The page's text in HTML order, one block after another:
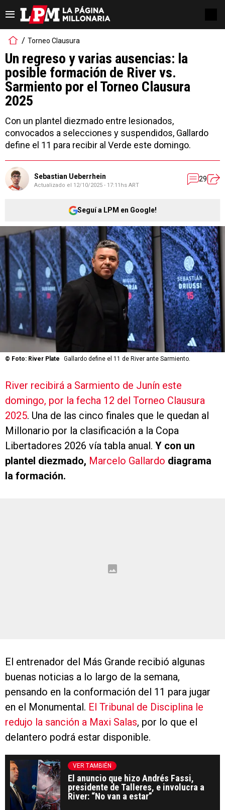
Torneo Clausura
Un regreso y varias ausencias: la
posible formación de River vs.
Sarmiento por el Torneo Clausura
2025
Con un plantel diezmado entre lesionados,
convocados a selecciones y suspendidos, Gallardo
define el 11 para recibir al Verde este domingo.
Sebastian Ueberrhein
Actualizado el 12/10/2025 - 17:11hs ART
29
Seguí a LPM en Google!
© Foto: River Plate Gallardo define el 11 de River ante Sarmiento.
River recibirá a Sarmiento de Junín este
domingo, por la fecha 12 del Torneo Clausura
2025. Una de las cinco finales que le quedan al
Millonario por la clasificación a la Copa
Libertadores 2026 vía tabla anual. Y con un
plantel diezmado, Marcelo Gallardo diagrama
la formación.
El entrenador del Más Grande recibió algunas
buenas noticias a lo largo de la semana,
pensando en la conformación del 11 para jugar
en el Monumental. El Tribunal de Disciplina le
redujo la sanción a Maxi Salas, por lo que el
delantero podrá estar disponible.
VER TAMBIÉN
El anuncio que hizo Andrés Fassi,
presidente de Talleres, e involucra a
River: “No van a estar”